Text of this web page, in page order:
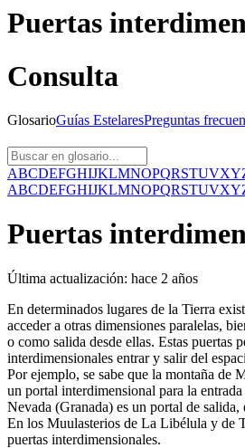
Puertas
Consulta
GlosarioGuías EstelaresPreguntas
ABCDEFGHIJKLMNOPQRSTUVXY
ABCDEFGHIJKLMNOPQRSTUVXY
Puertas
Última actualización: hace 2 años
En determinados lugares de la Tierra
acceder a otras dimensiones paralelas,
o como salida desde ellas. Estas puertas
interdimensionales entrar y salir del
Por ejemplo, se sabe que la montaña de
un portal interdimensional para la
Nevada (Granada) es un portal de salida,
En los Muulasterios de La Libélula y de
puertas interdimensionales.